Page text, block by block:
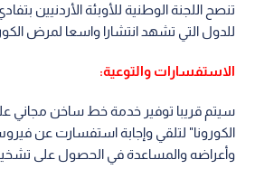
تنصح اللجنة الوطنية للأوبئة الأردنيين
للدول التي تشهد انتشارا واسعا لمرض
الاستفسارات والتوعية:
الكورونا" لتلقي وإجابة استفسارت عن
وأعراضه والمساعدة في الحصول على